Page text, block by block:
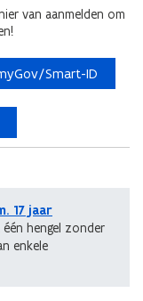
van aanmelden om
Smart-ID
17 jaar
hengel zonder
enkele